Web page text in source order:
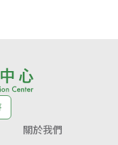
關於我們